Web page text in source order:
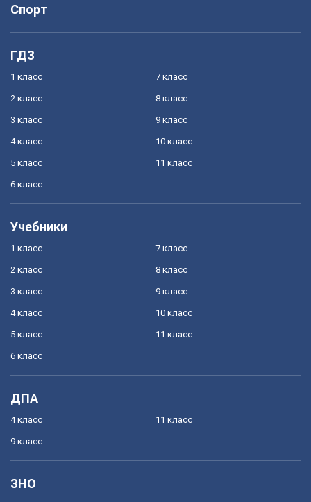
Спорт
ГДЗ
1 класс
2 класс
3 класс
4 класс
5 класс
6 класс
7 класс
8 класс
9 класс
10 класс
11 класс
Учебники
1 класс
2 класс
3 класс
4 класс
5 класс
6 класс
7 класс
8 класс
9 класс
10 класс
11 класс
ДПА
4 класс
9 класс
11 класс
ЗНО